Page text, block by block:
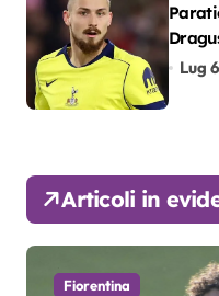
Lug
Articoli in
Fiorentina